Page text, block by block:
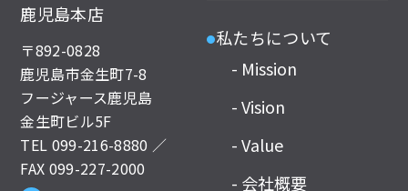
鹿児島本店
〒892-0828
鹿児島市金生町7-8
フージャース鹿児島
金生町ビル5F
TEL 099-216-8880 ／
FAX 099-227-2000
●私たちについて
- Mission
- Vision
- Value
- 会社概要